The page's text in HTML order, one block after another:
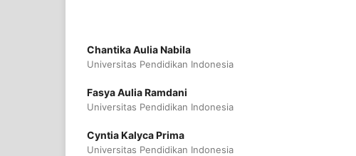
Chantika Aulia Nabila
Universitas Pendidikan Indonesia
Fasya Aulia Ramdani
Universitas Pendidikan Indonesia
Cyntia Kalyca Prima
Universitas Pendidikan Indonesia